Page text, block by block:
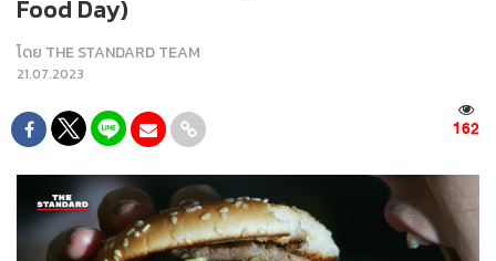
Food Day)
โดย THE STANDARD TEAM
21.07.2023
162